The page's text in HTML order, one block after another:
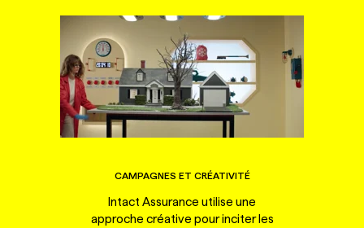
CAMPAGNES ET CRÉATIVITÉ
Intact Assurance utilise une
approche créative pour inciter les